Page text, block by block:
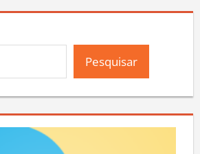
Pesquisar